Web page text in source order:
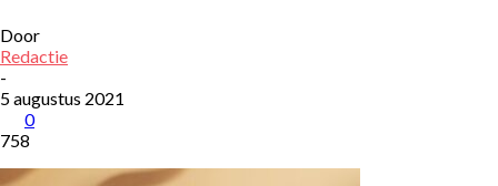
Door
Redactie
-
5 augustus 2021
0
758